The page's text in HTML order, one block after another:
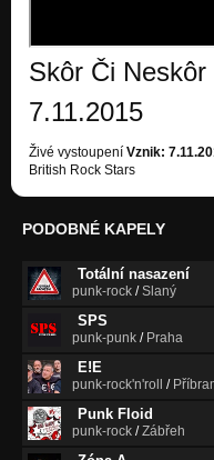
Navždy sám / SČN 2016
Nezařazeno
Ľudské zlo / SČN 2016
Nezařazeno
Názor / SČN 2016
Nezařazeno
Barová slečna / SČN 2016
Nezařazeno
Skôr Či
7.11.2015
Živé vystoupení Vznik:
British Rock Stars
PODOBNÉ KAPELY
Totální nasazení
punk-rock /Slaný
SPS
punk-punk / Praha
E!E
punk-rock'n'roll /
Punk Floid
punk-rock /Zábřeh